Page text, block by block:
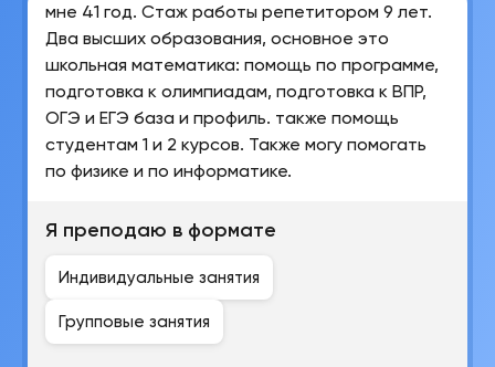
мне 41 год. Стаж работы репетитором 9 лет.
Два высших образования, основное это
школьная математика: помощь по программе,
подготовка к олимпиадам, подготовка к ВПР,
ОГЭ и ЕГЭ база и профиль. также помощь
студентам 1 и 2 курсов. Также могу помогать
по физике и по информатике.
Я преподаю в формате
Индивидуальные занятия
Групповые занятия